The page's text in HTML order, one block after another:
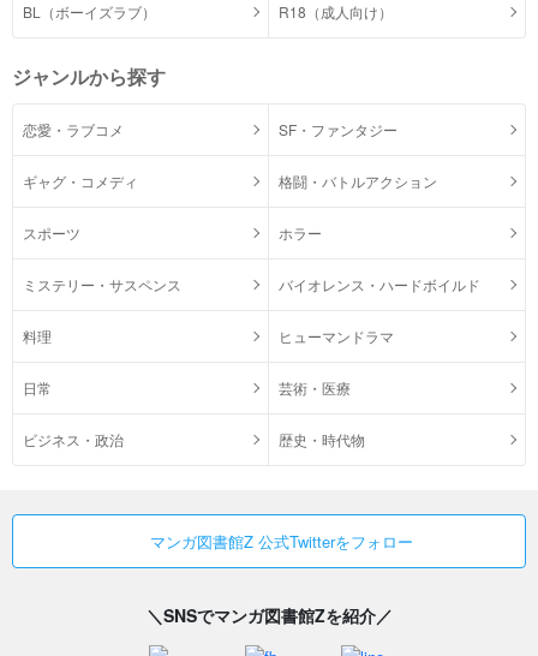
BL（ボーイズラブ） R18（成人向け）
ジャンルから探す
恋愛・ラブコメ SF・ファンタジー
ギャグ・コメディ 格闘・バトルアクション
スポーツ ホラー
ミステリー・サスペンス バイオレンス・ハードボイルド
料理 ヒューマンドラマ
日常 芸術・医療
ビジネス・政治 歴史・時代物
マンガ図書館Z 公式Twitterをフォロー
＼SNSでマンガ図書館Zを紹介／